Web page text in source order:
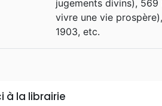
jugements divins), 569
vivre une vie
1903, etc.
à la librairie